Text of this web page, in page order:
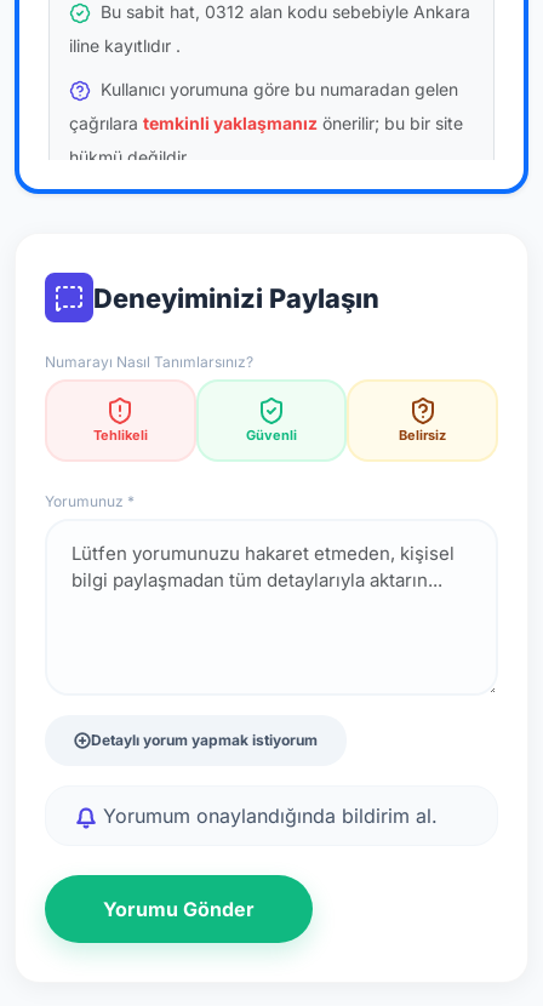
Bu sabit hat, 0312 alan kodu sebebiyle Ankara
iline kayıtlıdır .
Kullanıcı yorumuna göre bu numaradan gelen
çağrılara temkinli yaklaşmanız önerilir; bu bir site
hükmü değildir.
Bu bilgiler onaylı kullanıcı bildirimlerine dayanır;
*Not: Değerlendirmeler onaylı kullanıcı yorumlarına göre
Deneyiminizi Paylaşın
Numarayı Nasıl Tanımlarsınız?
Tehlikeli Güvenli Belirsiz
Yorumunuz *
Detaylı yorum yapmak istiyorum
Yorumum onaylandığında bildirim al.
Yorumu Gönder